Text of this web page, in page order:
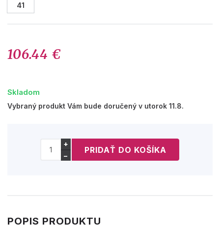
41
106.44 €
Skladom
Vybraný produkt Vám bude doručený v utorok 11.8.
+
−
POPIS PRODUKTU